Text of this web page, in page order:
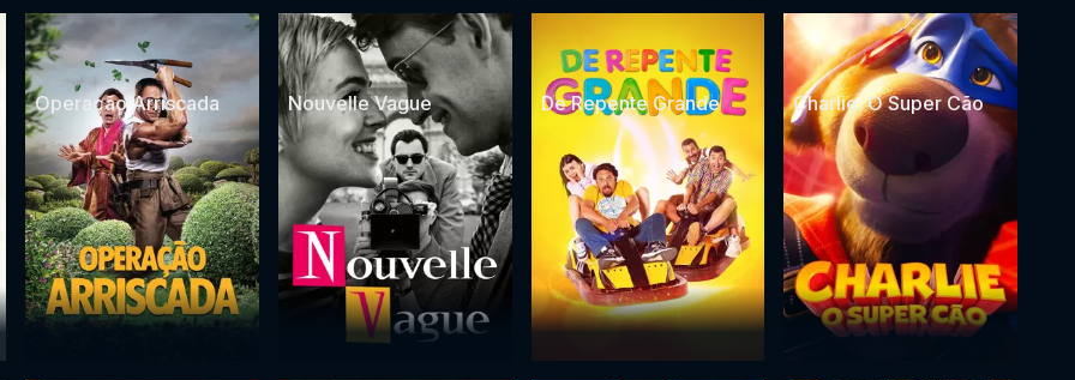
Operação Arriscada Nouvelle Vague De Repente Grande Charlie: O Super Cão